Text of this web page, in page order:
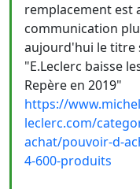
remplacement est
communication
aujourd'hui le titre
"E.Leclerc baisse
Repère en 2019"
https://
leclerc.com/
achat/pouvoir-d-
4-600-produits